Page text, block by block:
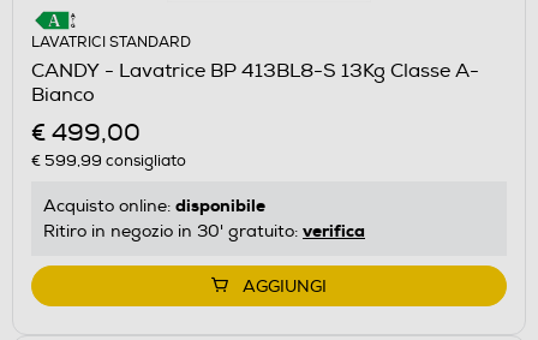
LAVATRICI STANDARD
CANDY - Lavatrice BP 413BL8-S 13Kg Classe A-
Bianco
€ 499,00
€ 599,99 consigliato
Acquisto online: disponibile
Ritiro in negozio in 30' gratuito: verifica
AGGIUNGI